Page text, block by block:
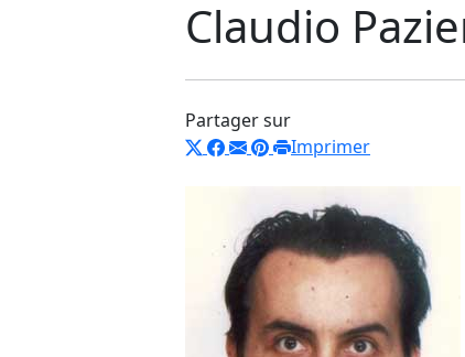
Claudio
Partager sur
Imprimer